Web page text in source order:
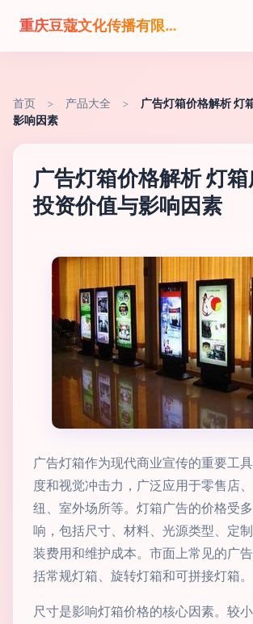
重庆豆蔻文化传播有限公司
首页 > 产品大全 >
广告灯箱价格解析 灯
影响因素
广告灯箱价格解析 灯
投资价值与影响因素
广告灯箱作为现代商业宣传的重要工
度和视觉冲击力，广泛应用于零售店
纽、室外场所等。灯箱广告的价格受
响，包括尺寸、材料、光源类型、定
装费用和维护成本。市面上常见的广
括常规灯箱、旋转灯箱和可拼接灯箱。
尺寸是影响灯箱价格的核心因素。较